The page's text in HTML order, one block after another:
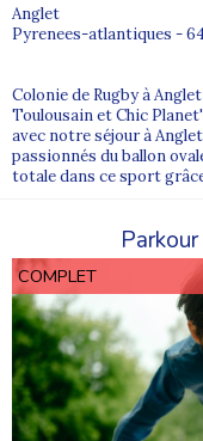
Anglet
Pyrenees-atlantiques -
Colonie de Rugby à
Toulousain et Chic
avec notre séjour à
passionnés du ballon
totale dans ce sport
COMPLET